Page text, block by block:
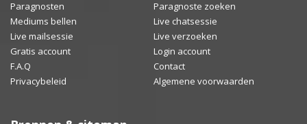
Paragnosten
Paragnoste zoeken
Mediums bellen
Live chatsessie
Live mailsessie
Live verzoeken
Gratis account
Login account
F.A.Q
Contact
Privacybeleid
Algemene voorwaarden